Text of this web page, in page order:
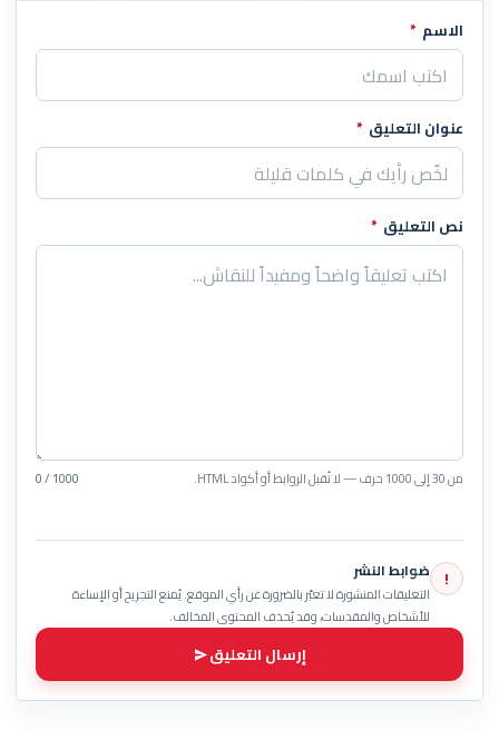
اترك هذا الحقل فارغاً
الاسم *
عنوان التعليق *
نص التعليق *
من 30 إلى 1000 حرف — لا تُقبل الروابط أو أكواد HTML. 0 / 1000
! ضوابط النشر
التعليقات المنشورة لا تعبّر بالضرورة عن رأي الموقع. يُمنع التجريح أو الإساءة
للأشخاص والمقدسات، وقد يُحذف المحتوى المخالف.
إرسال التعليق